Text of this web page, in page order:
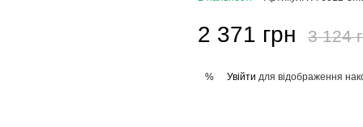
2 371 грн 3 124
% Увійти для відображення